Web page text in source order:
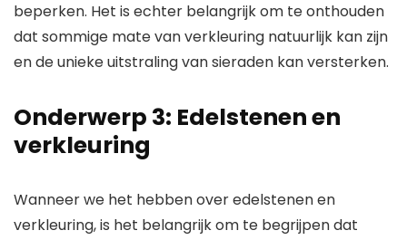
beperken. Het is echter belangrijk om te onthouden
dat sommige mate van verkleuring natuurlijk kan zijn
en de unieke uitstraling van sieraden kan versterken.
Onderwerp 3: Edelstenen en
verkleuring
Wanneer we het hebben over edelstenen en
verkleuring, is het belangrijk om te begrijpen dat